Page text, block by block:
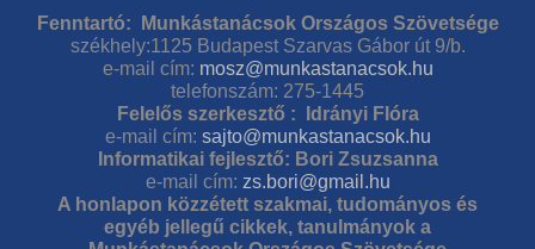
Fenntartó: Munkástanácsok Országos Szövetsége
székhely:1125 Budapest Szarvas Gábor út 9/b.
e-mail cím: mosz@munkastanacsok.hu
telefonszám: 275-1445
Felelős szerkesztő : Idrányi Flóra
e-mail cím: sajto@munkastanacsok.hu
Informatikai fejlesztő: Bori Zsuzsanna
e-mail cím: zs.bori@gmail.hu
A honlapon közzétett szakmai, tudományos és
egyéb jellegű cikkek, tanulmányok a